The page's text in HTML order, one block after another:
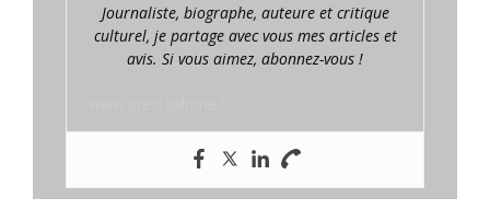
Journaliste, biographe, auteure et critique
culturel, je partage avec vous mes articles et
avis. Si vous aimez, abonnez-vous !